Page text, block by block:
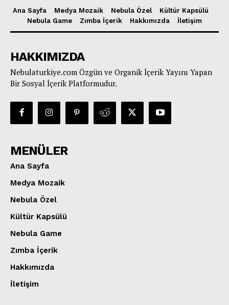
Ana Sayfa Medya Mozaik Nebula Özel
Kültür Kapsülü
Nebula Game
Zımba İçerik Hakkımızda İletişim
HAKKIMIZDA
Nebulaturkiye.com Özgün ve Organik İçerik Yayını Yapan
Bir Sosyal İçerik Platformudur.
MENÜLER
Ana Sayfa
Medya Mozaik
Nebula Özel
Kültür Kapsülü
Nebula Game
Zımba İçerik
Hakkımızda
İletişim